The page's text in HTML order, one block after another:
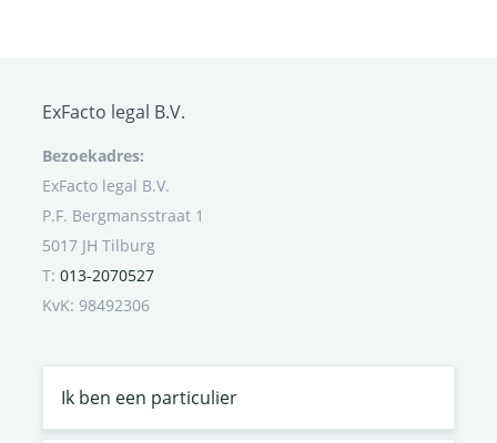
ExFacto legal B.V.
Bezoekadres:
ExFacto legal B.V.
P.F. Bergmansstraat 1
5017 JH Tilburg
T: 013-2070527
KvK: 98492306
Ik ben een particulier